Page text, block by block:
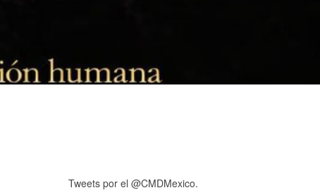
Tweets por el @CMDMexico.